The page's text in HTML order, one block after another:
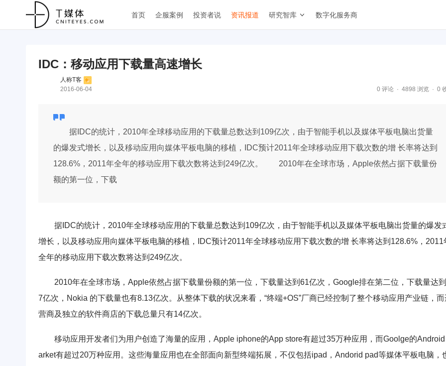
首页 企服案例 投资者说 资讯报道 研究智库 数字化服务商
IDC：移动应用下载量高速增长
人称T客
2016-06-04
0 评论 4898 浏览 0
据IDC的统计，2010年全球移动应用的下载量总数达到109亿次，由于智能手机以及媒体平板电脑出货量
的爆发式增长，以及移动应用向媒体平板电脑的移植，IDC预计2011年全球移动应用下载次数的增 长率将达到
128.6%，2011年全年的移动应用下载次数将达到249亿次。 2010年在全球市场，Apple依然占据下载量份
额的第一位，下载
据IDC的统计，2010年全球移动应用的下载量总数达到109亿次，由于智能手机以及媒体平板电脑出货量的爆发
增长，以及移动应用向媒体平板电脑的移植，IDC预计2011年全球移动应用下载次数的增 长率将达到128.6%，2011
全年的移动应用下载次数将达到249亿次。
2010年在全球市场，Apple依然占据下载量份额的第一位，下载量达到61亿次，Google排在第二位，下载量达
7亿次，Nokia 的下载量也有8.13亿次。从整体下载的状况来看，“终端+OS”厂商已经控制了整个移动应用产业链，而
营商及独立的软件商店的下载总量只有14亿次。
移动应用开发者们为用户创造了海量的应用，Apple iphone的App store有超过35万种应用，而Goolge的Android
arket有超过20万种应用。这些海量应用也在全部面向新型终端拓展，不仅包括ipad，Andorid pad等媒体平板电脑，